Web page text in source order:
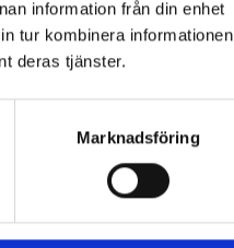
information från din enhet
tur kombinera informationen
deras tjänster.
Marknadsföring